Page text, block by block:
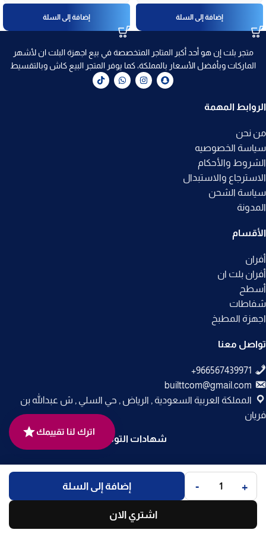
إضافة إلى السلة إضافة إلى السلة
متجر بلت إن هو أحد أكبر المتاجر المتخصصة في بيع اجهزة البلت ان لأشهر
الماركات وبأفضل الأسعار بالمملكة، كما يوفر المتجر البيع كاش وبالتقسيط
الروابط المهمة
من نحن
سياسة الخصوصيه
الشروط والأحكام
الاسترجاع والاستبدال
سياسة الشحن
المدونة
الأقسام
أفران
أفران بلت ان
أسطح
شفاطات
اجهزة المطبخ
تواصل معنا
builttcom@gmail.com
المملكة العربية السعودية , الرياض , حي السلي , ش عبدالله بن
فريان
شهادات التوثيق
جميع الحقوق محفوظة لـمتجر بلت إن© 2025.
تم التطوير بواسطةCode Times
. +
- إضافة إلى السلة
اشتري الان
اترك لنا تقييمك